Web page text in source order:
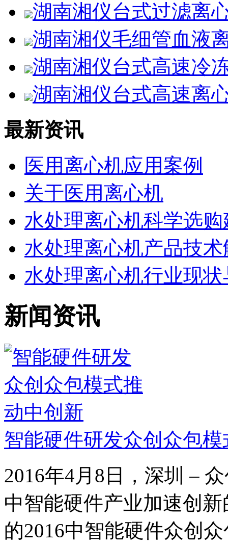
湖南湘仪台式过滤离
湖南湘仪毛细管血液
湖南湘仪台式高速冷
湖南湘仪台式高速离
最新资讯
医用离心机应用案例
关于医用离心机
水处理离心机科学选购
水处理离心机产品技术
水处理离心机行业现
新闻资讯
智能硬件研发众创众包
2016年4月8日，深圳 –
中智能硬件产业加速创
的2016中智能硬件众创